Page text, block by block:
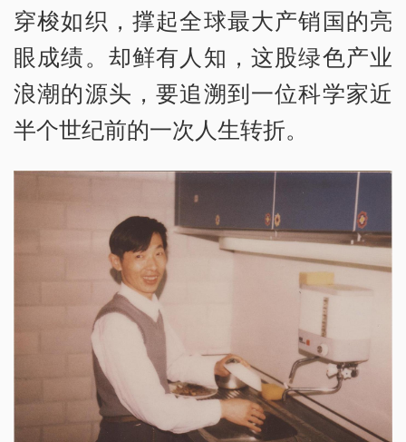
穿梭如织，撑起全球最大产销国的亮
眼成绩。却鲜有人知，这股绿色产业
浪潮的源头，要追溯到一位科学家近
半个世纪前的一次人生转折。